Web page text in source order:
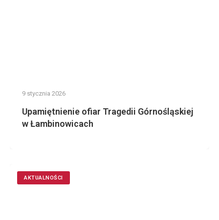
9 stycznia 2026
Upamiętnienie ofiar Tragedii Górnośląskiej
w Łambinowicach
AKTUALNOŚCI